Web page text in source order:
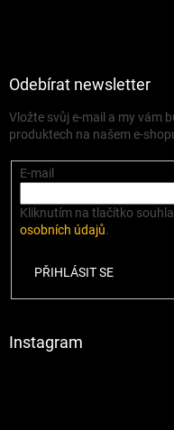
Odebírat newsletter
Vložte svůj e-mail a my vám
produktech na našem e-
E-mail
Kliknutím na tlačítko
osobních údajů.
PŘIHLÁSIT SE
Instagram